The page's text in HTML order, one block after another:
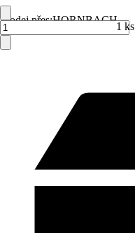
Prodej přes:HORNBACH
1 ks